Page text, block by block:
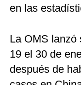
en las
La OMS lanzó
19 el 30 de
después de